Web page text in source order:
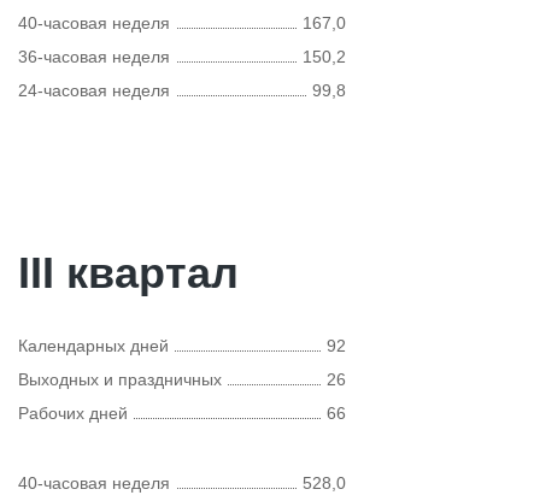
40-часовая неделя
167,0
36-часовая неделя
150,2
24-часовая неделя
99,8
III квартал
Календарных дней
92
Выходных и праздничных
26
Рабочих дней
66
40-часовая неделя 528,0